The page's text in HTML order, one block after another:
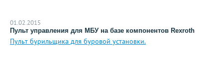
01.02.2015
Пульт управления для МБУ на базе компонентов Rexroth
Пульт бурильщика для буровой установки.